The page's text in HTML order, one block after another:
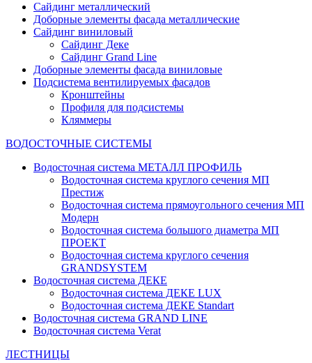
Сайдинг металлический
Доборные элементы фасада металлические
Сайдинг виниловый
Сайдинг Деке
Сайдинг Grand Line
Доборные элементы фасада виниловые
Подсистема вентилируемых фасадов
Кронштейны
Профиля для подсистемы
Кляммеры
ВОДОСТОЧНЫЕ СИСТЕМЫ
Водосточная система МЕТАЛЛ ПРОФИЛЬ
Водосточная система круглого сечения МП
Престиж
Водосточная система прямоугольного сечения МП
Модерн
Водосточная система большого диаметра МП
ПРОЕКТ
Водосточная система круглого сечения
GRANDSYSTEM
Водосточная система ДЕКЕ
Водосточная система ДЕКЕ LUX
Водосточная система ДЕКЕ Standart
Водосточная система GRAND LINE
Водосточная система Verat
ЛЕСТНИЦЫ